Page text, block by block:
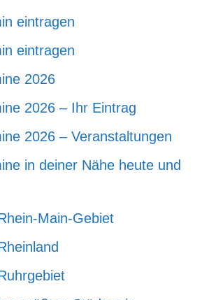
eintragen
eintragen
2026
2026 – Ihr Eintrag
2026 – Veranstaltungen
in deiner Nähe heute und
Main-Gebiet